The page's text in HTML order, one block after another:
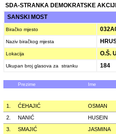
SDA-STRANKA DEMOKRATSKE
SANSKI MOST
Biračko mjesto
Naziv biračkog mjesta
Lokacija O.Š.
Ukupan broj glasova za stranku 184
Prezime Ime
1. ĆEHAJIĆ
OSMAN
2.
NANIĆ
HUSEIN
3.
SMAJIĆ
JASMINA